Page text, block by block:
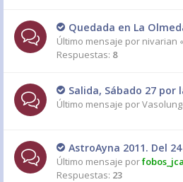
Quedada en La
Último mensaje por nivarian «
Respuestas: 8
Salida, Sábado 27 por
Último mensaje por
AstroAyna 2011. Del
Último mensaje porfobos_jca
Respuestas: 23